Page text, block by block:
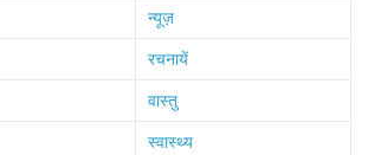
न्यूज़
रचनायें
वास्तु
स्वास्थ्य